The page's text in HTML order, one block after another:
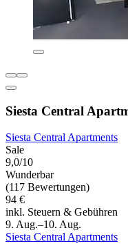
Siesta Central
Siesta Central Apartments
Sale
9,0/10
Wunderbar
(117 Bewertungen)
94 €
inkl. Steuern & Gebühren
9. Aug.–10. Aug.
Siesta Central Apartments